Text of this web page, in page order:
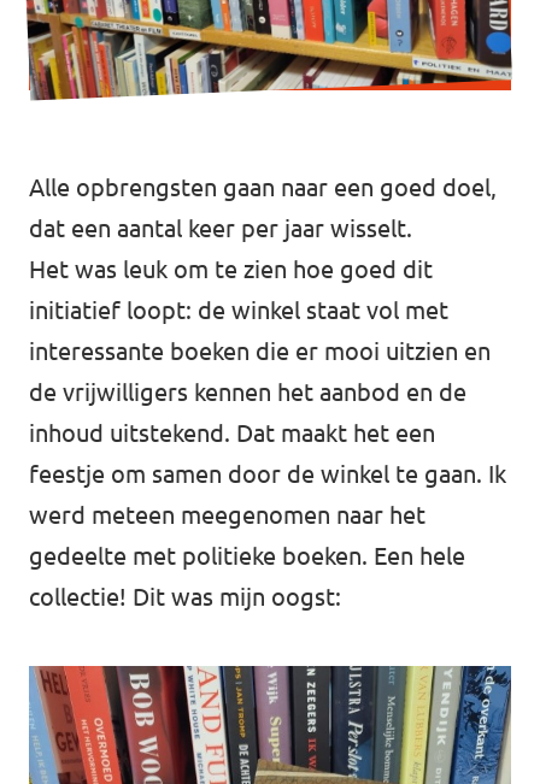
Bestuur Haag- en Rijnland
Bestuur Rotterdam Zuid-Holland Zuid
Vacatures Volt Zuid-Holland Zuid
Alle opbrengsten gaan naar een goed doel,
dat een aantal keer per jaar wisselt.
Het was leuk om te zien hoe goed dit
initiatief loopt: de winkel staat vol met
interessante boeken die er mooi uitzien en
de vrijwilligers kennen het aanbod en de
inhoud uitstekend. Dat maakt het een
feestje om samen door de winkel te gaan. Ik
werd meteen meegenomen naar het
gedeelte met politieke boeken. Een hele
collectie! Dit was mijn oogst: